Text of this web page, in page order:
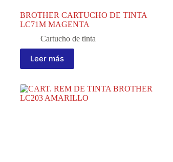
BROTHER CARTUCHO DE TINTA
LC71M MAGENTA
Cartucho de tinta
Leer más